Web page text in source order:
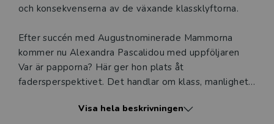
och konsekvenserna av de växande klassklyftorna.
Efter succén med Augustnominerade Mammorna
kommer nu Alexandra Pascalidou med uppföljaren
Var är papporna? Här ger hon plats åt
fadersperspektivet. Det handlar om klass, manlighet,
är arbetarklassens och de fattiga förorternas fäder.
Visa hela beskrivningen